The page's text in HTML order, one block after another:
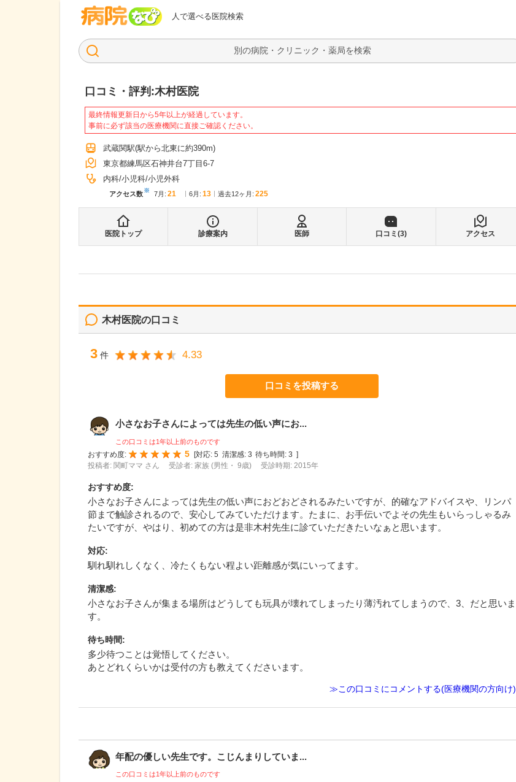
人で選べる医院検索
病院なび
検索
口コミ・評判:木村医院
最終情報更新日から5年以上が経過しています。
事前に必ず該当の医療機関に直接ご確認ください。
武蔵関駅(駅から北東に約390m)
東京都練馬区石神井台7丁目6-7
内科 小児科 小児外科
アクセス数※ 7月 : 21 6月 : 13 過去12ヶ月: 225
医院トップ 診療案内 医師 口コミ(3) アクセス
木村医院の口コミ
3 件 4.33
口コミを投稿する
小さなお子さんによっては先生の低い声にお...
この口コミは1年以上前のものです
おすすめ度:
5 [対応: 5 清潔感: 3 待ち時間: 3 ]
投稿者: 関町ママ さん
受診者: 家族 (男性・ 9歳) 受診時期: 2015年
おすすめ度:
小さなお子さんによっては先生の低い声におどおどされるみたいですが、的確なアドバイスや、リンパ
節まで触診されるので、安心してみていただけます。たまに、お手伝いでよその先生もいらっしゃるみ
たいですが、やはり、初めての方は是非木村先生に診ていただきたいなぁと思います。
対応:
馴れ馴れしくなく、冷たくもない程よい距離感が気にいってます。
清潔感:
小さなお子さんが集まる場所はどうしても玩具が壊れてしまったり薄汚れてしまうので、3、だと思いま
す。
待ち時間:
多少待つことは覚悟してください。
あとどれくらいかは受付の方も教えてくださいます。
≫この口コミにコメントする(医療機関の方向け)
年配の優しい先生です。こじんまりしていま...
この口コミは1年以上前のものです